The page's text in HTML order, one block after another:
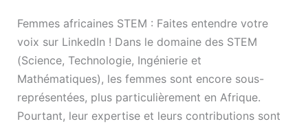
Femmes africaines STEM : Faites entendre votre
voix sur LinkedIn ! Dans le domaine des STEM
(Science, Technologie, Ingénierie et
Mathématiques), les femmes sont encore sous-
représentées, plus particulièrement en Afrique.
Pourtant, leur expertise et leurs contributions sont